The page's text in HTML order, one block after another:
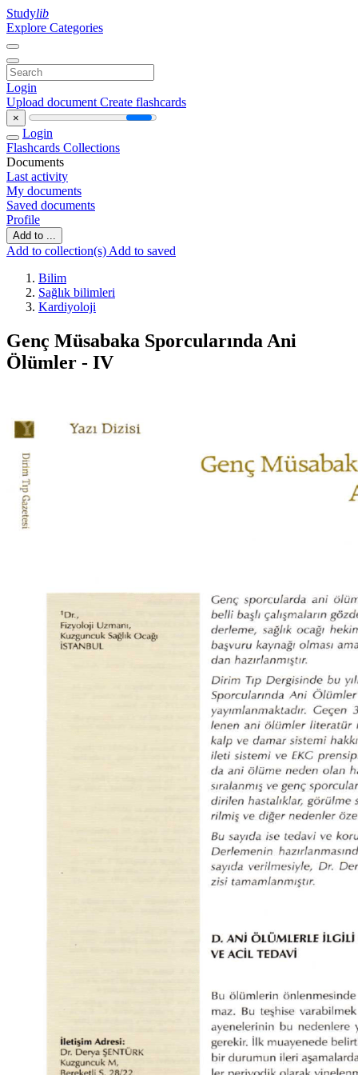
Studylib
Explore Categories
Login
Upload document Create flashcards
×
Login
Flashcards Collections
Documents
Last activity
My documents
Saved documents
Profile
Add to ...
Add to collection(s) Add to saved
Bilim
Sağlık bilimleri
Kardiyoloji
Genç Müsabaka Sporcularında Ani
Ölümler - IV